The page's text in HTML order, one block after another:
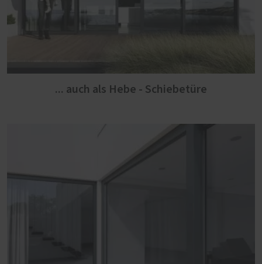
... auch als Hebe - Schiebetüre